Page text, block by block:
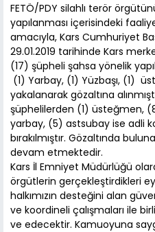
FETÖ/PDY silahlı terör
yapılanması içerisindeki
amacıyla, Kars Cumhuriyet
29.01.2019 tarihinde Kars
(17) şüpheli şahsa yönelik
(1) Yarbay, (1) Yüzbaşı, (1)
yakalanarak gözaltına
şüphelilerden (1) üsteğmen,
yarbay, (5) astsubay ise adli
bırakılmıştır. Gözaltında
devam etmektedir.
Kars İl Emniyet Müdürlüğü
örgütlerin gerçekleştirdikleri
halkımızın desteğini alan
ve koordineli çalışmaları ile
ve edecektir. Kamuoyuna